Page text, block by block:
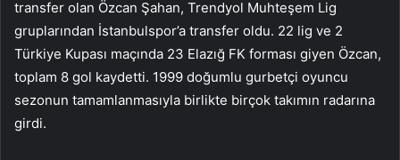
transfer olan Özcan Şahan, Trendyol Muhteşem Lig
gruplarından İstanbulspor’a transfer oldu. 22 lig ve 2
Türkiye Kupası maçında 23 Elazığ FK forması giyen Özcan,
toplam 8 gol kaydetti. 1999 doğumlu gurbetçi oyuncu
sezonun tamamlanmasıyla birlikte birçok takımın radarına
girdi.